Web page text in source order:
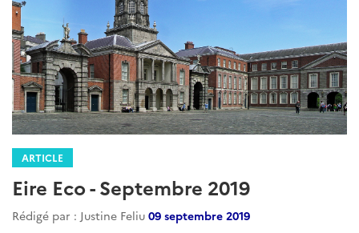
ARTICLE
Eire Eco - Septembre 2019
Rédigé par : Justine Feliu 09 septembre 2019